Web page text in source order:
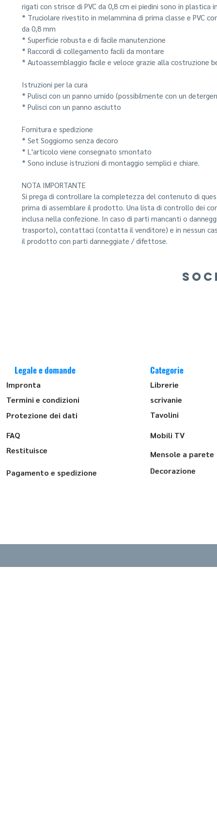
rigati con strisce di PVC da 0,8 cm ei piedini sono in plastica
* Truciolare rivestito in melammina di prima classe e PVC
da 0,8 mm
* Superficie robusta e di facile manutenzione
* Raccordi di collegamento facili da montare
* Autoassemblaggio facile e veloce grazie alla costruzione
Istruzioni per la cura
* Pulisci con un panno umido (possibilmente con un
* Pulisci con un panno asciutto
Fornitura e spedizione
* Set Soggiorno senza decoro
* L'articolo viene consegnato smontato
* Sono incluse istruzioni di montaggio semplici e chiare.
NOTA IMPORTANTE
Si prega di controllare la completezza del contenuto di
prima di assemblare il prodotto. Una lista di controllo dei
inclusa nella confezione. In caso di parti mancanti o
trasporto), contattaci (contatta il venditore) e in nessun
il prodotto con parti danneggiate / difettose.
Legale e domande
Impronta
Termini e condizioni
Protezione dei dati
FAQ
Restituisce
Pagamento e spedizione
Categorie
Librerie
scrivanie
Tavolini
Mobili TV
Mensole a parete
Decorazione